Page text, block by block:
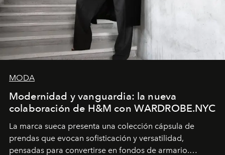
MODA
Modernidad y vanguardia: la nueva
colaboración de H&M con WARDROBE.NYC
La marca sueca presenta una colección cápsula de
prendas que evocan sofisticación y versatilidad,
pensadas para convertirse en fondos de armario.